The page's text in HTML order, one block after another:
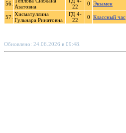
56. Азатовна
22
0 Экзамен
57. Хисматуллина
Гульнара Ринатовна
ГД 4-
22
0 Классный час
Обновлено: 24.06.2026 в 09:48.